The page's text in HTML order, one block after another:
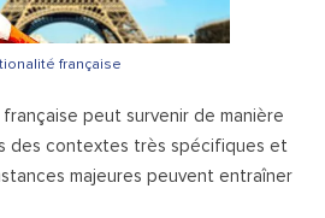
française
peut survenir de manière
des contextes très spécifiques et
majeures peuvent entraîner